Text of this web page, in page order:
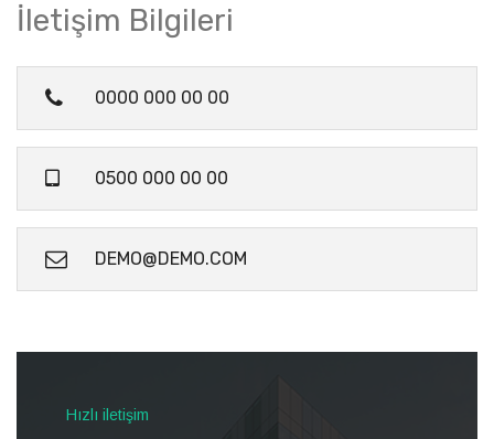
İletişim Bilgileri
0000 000 00 00
0500 000 00 00
DEMO@DEMO.COM
Hızlı iletişim